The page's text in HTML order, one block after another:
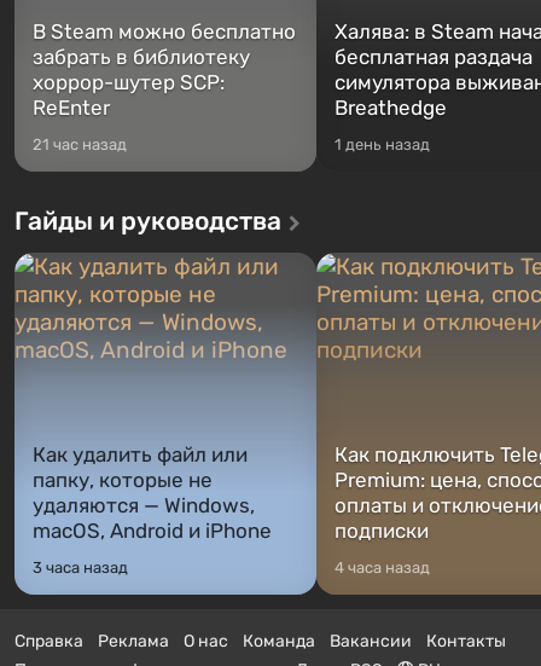
В Steam можно бесплатно
забрать в библиотеку
хоррор-шутер SCP:
ReEnter
21 час назад
Халява: в Steam
бесплатная раздача
симулятора
Breathedge
1 день назад
Гайды и руководства
Как удалить файл или
папку, которые не
удаляются — Windows,
macOS, Android и iPhone
3 часа назад
Как подключить
Premium: цена,
оплаты и
подписки
4 часа назад
Справка Реклама О нас Команда Вакансии
Контакты